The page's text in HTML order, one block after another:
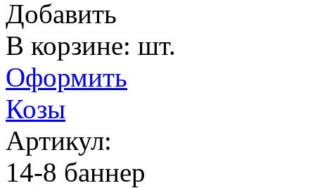
Добавить
В корзине: шт.
Оформить
Козы
Артикул:
14-8 баннер